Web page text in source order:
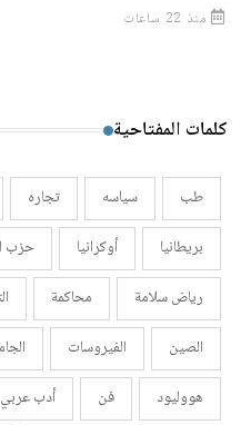
منذ 22 ساعات
كلمات المفتاحية
طب سياسه تجاره
بريطانيا
أوكرانيا حزب
رياض سلامة
محاكمة
الصين
الفيروسات
هووليود
فن أدب عربي